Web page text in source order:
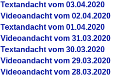
Textandacht vom 03.04.2020
Videoandacht vom 02.04.2020
Textandacht vom 01.04.2020
Videoandacht vom 31.03.2020
Textandacht vom 30.03.2020
Videoandacht vom 29.03.2020
Videoandacht vom 28.03.2020